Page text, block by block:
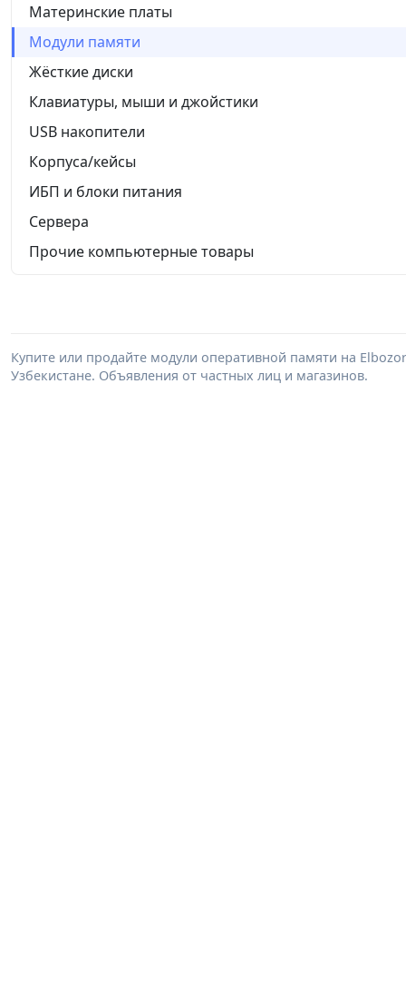
Материнские платы
Модули памяти
Жёсткие диски
Клавиатуры, мыши и джойстики
USB накопители
Корпуса/кейсы
ИБП и блоки питания
Сервера
Прочие компьютерные товары
Купите или продайте модули оперативной памяти на
Узбекистане. Объявления от частных лиц и магазинов.